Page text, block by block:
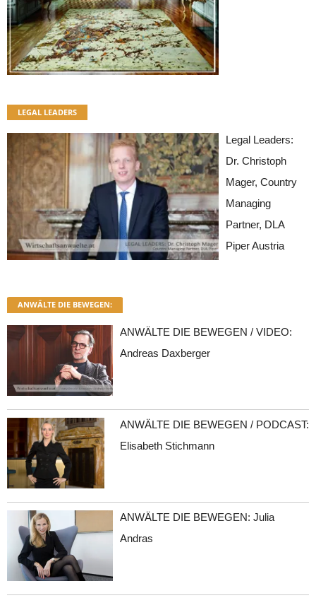
LEGAL LEADERS
Legal Leaders:
Dr. Christoph
Mager, Country
Managing
Partner, DLA
Piper Austria
ANWÄLTE DIE BEWEGEN:
ANWÄLTE DIE BEWEGEN / VIDEO:
Andreas Daxberger
ANWÄLTE DIE BEWEGEN / PODCAST:
Elisabeth Stichmann
ANWÄLTE DIE BEWEGEN: Julia
Andras